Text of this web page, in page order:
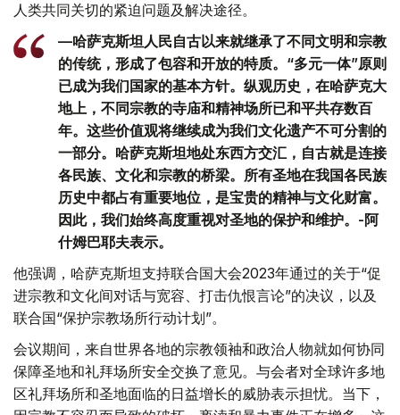
人类共同关切的紧迫问题及解决途径。
—哈萨克斯坦人民自古以来就继承了不同文明和宗教
的传统，形成了包容和开放的特质。“多元一体”原则
已成为我们国家的基本方针。纵观历史，在哈萨克大
地上，不同宗教的寺庙和精神场所已和平共存数百
年。这些价值观将继续成为我们文化遗产不可分割的
一部分。哈萨克斯坦地处东西方交汇，自古就是连接
各民族、文化和宗教的桥梁。所有圣地在我国各民族
历史中都占有重要地位，是宝贵的精神与文化财富。
因此，我们始终高度重视对圣地的保护和维护。-阿
什姆巴耶夫表示。
他强调，哈萨克斯坦支持联合国大会2023年通过的关于“促
进宗教和文化间对话与宽容、打击仇恨言论”的决议，以及
联合国“保护宗教场所行动计划”。
会议期间，来自世界各地的宗教领袖和政治人物就如何协同
保障圣地和礼拜场所安全交换了意见。与会者对全球许多地
区礼拜场所和圣地面临的日益增长的威胁表示担忧。当下，